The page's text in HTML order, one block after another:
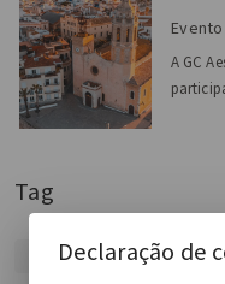
Evento
A GC
Tag
ISAPS
Declaração de